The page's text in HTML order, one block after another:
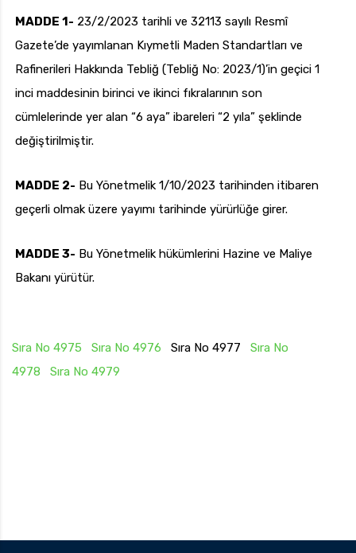
MADDE 1- 23/2/2023 tarihli ve 32113 sayılı Resmî
Gazete’de yayımlanan Kıymetli Maden Standartları ve
Rafinerileri Hakkında Tebliğ (Tebliğ No: 2023/1)’in geçici 1
inci maddesinin birinci ve ikinci fıkralarının son
cümlelerinde yer alan “6 aya” ibareleri “2 yıla” şeklinde
değiştirilmiştir.
MADDE 2- Bu Yönetmelik 1/10/2023 tarihinden itibaren
geçerli olmak üzere yayımı tarihinde yürürlüğe girer.
MADDE 3- Bu Yönetmelik hükümlerini Hazine ve Maliye
Bakanı yürütür.
Sıra No 4975 Sıra No 4976 Sıra No 4977 Sıra No
4978
Sıra No 4979